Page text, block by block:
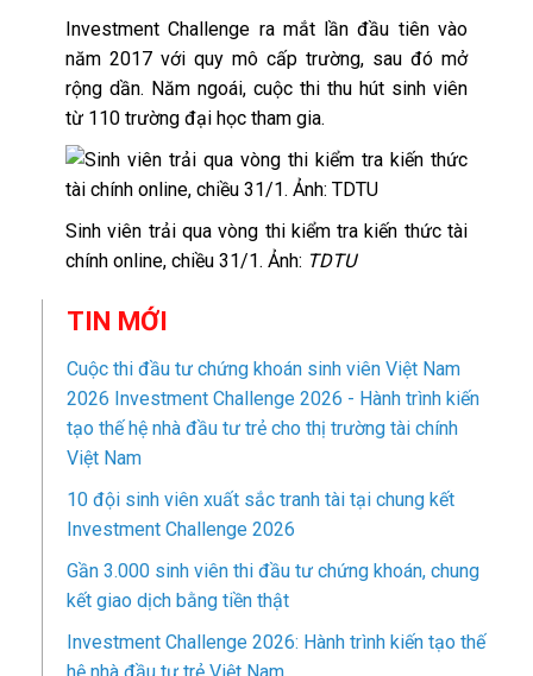
Investment Challenge ra mắt lần đầu tiên vào
năm 2017 với quy mô cấp trường, sau đó mở
rộng dần. Năm ngoái, cuộc thi thu hút sinh viên
từ 110 trường đại học tham gia.
Sinh viên trải qua vòng thi kiểm tra kiến thức tài
chính online, chiều 31/1. Ảnh: TDTU
TIN MỚI
Cuộc thi đầu tư chứng khoán sinh viên Việt Nam
2026 Investment Challenge 2026 - Hành trình kiến
tạo thế hệ nhà đầu tư trẻ cho thị trường tài chính
Việt Nam
10 đội sinh viên xuất sắc tranh tài tại chung kết
Investment Challenge 2026
Gần 3.000 sinh viên thi đầu tư chứng khoán, chung
kết giao dịch bằng tiền thật
Investment Challenge 2026: Hành trình kiến tạo thế
hệ nhà đầu tư trẻ Việt Nam